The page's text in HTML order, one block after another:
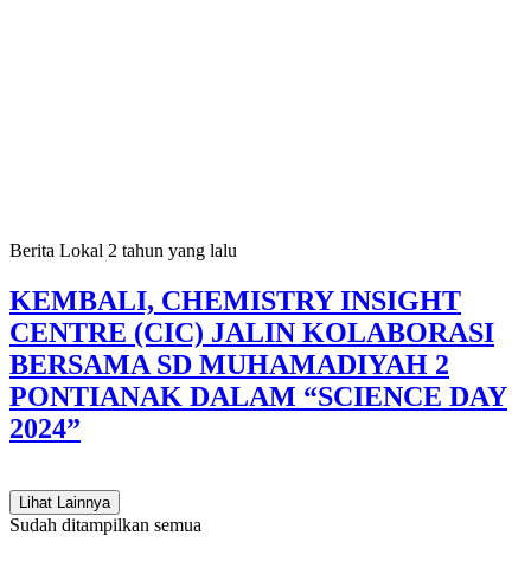
Berita Lokal 2 tahun yang lalu
KEMBALI, CHEMISTRY INSIGHT
CENTRE (CIC) JALIN KOLABORASI
BERSAMA SD MUHAMADIYAH 2
PONTIANAK DALAM “SCIENCE DAY
2024”
Lihat Lainnya
Sudah ditampilkan semua